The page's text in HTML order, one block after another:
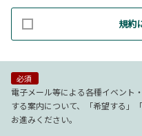
(2)お客様から照会があった場
(3)お客様に不利益を与えない
（電子メール、電話、郵送による
(5)商品の企画・開発あるいはお
様アンケート調査の実施
【3．推奨環境について】
規約
必須
電子メール等による各種イベント
する案内について、「希望する」
お進みください。